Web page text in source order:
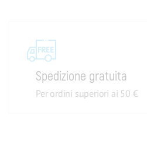
Spedizione gratuita
Per ordini superiori ai 50 €